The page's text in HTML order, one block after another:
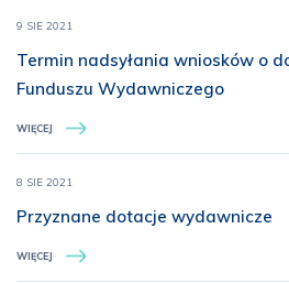
9 SIE 2021
Termin nadsyłania wniosków o
Funduszu Wydawniczego
WIĘCEJ
8 SIE 2021
Przyznane dotacje wydawnicze
WIĘCEJ